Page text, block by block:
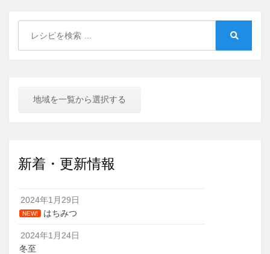
地域を一覧から選択する
新着・更新情報
2024年1月29日
NEW! はちみつ
2024年1月24日
冬至